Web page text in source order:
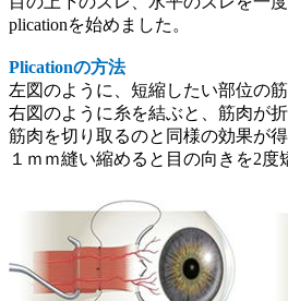
plicationを始めました。
Plicationの方法
左図のように、短縮したい部位の
右図のように糸を結ぶと、筋肉が折
筋肉を切り取るのと同様の効果が得
１ｍｍ縫い縮めると目の向きを2度